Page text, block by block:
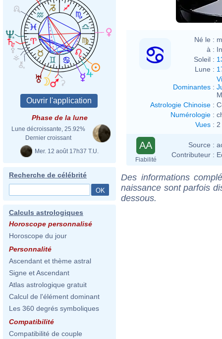
Phase de la lune
Lune décroissante, 25.92%
Dernier croissant
Mer. 12 août 17h37 T.U.
Recherche de célébrité
Calculs astrologiques
Horoscope personnalisé
Horoscope du jour
Personnalité
Ascendant et thème astral
Signe et Ascendant
Atlas astrologique gratuit
Calcul de l'élément dominant
Les 360 degrés symboliques
Compatibilité
Compatibilité de couple
Né le :
à :
Soleil :
Lune :
Dominantes :
Astrologie Chinoise :
Numérologie :
Vues :
AA
Fiabilité
Source :
Contributeur :
Des informations
naissance sont parfois
dessous.